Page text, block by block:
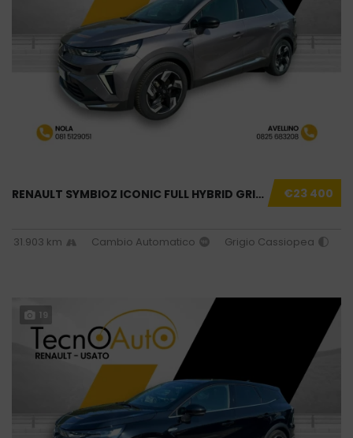
€23 400
RENAULT SYMBIOZ ICONIC FULL HYBRID GRIGIO US...
31.903 km Cambio Automatico Grigio Cassiopea
19